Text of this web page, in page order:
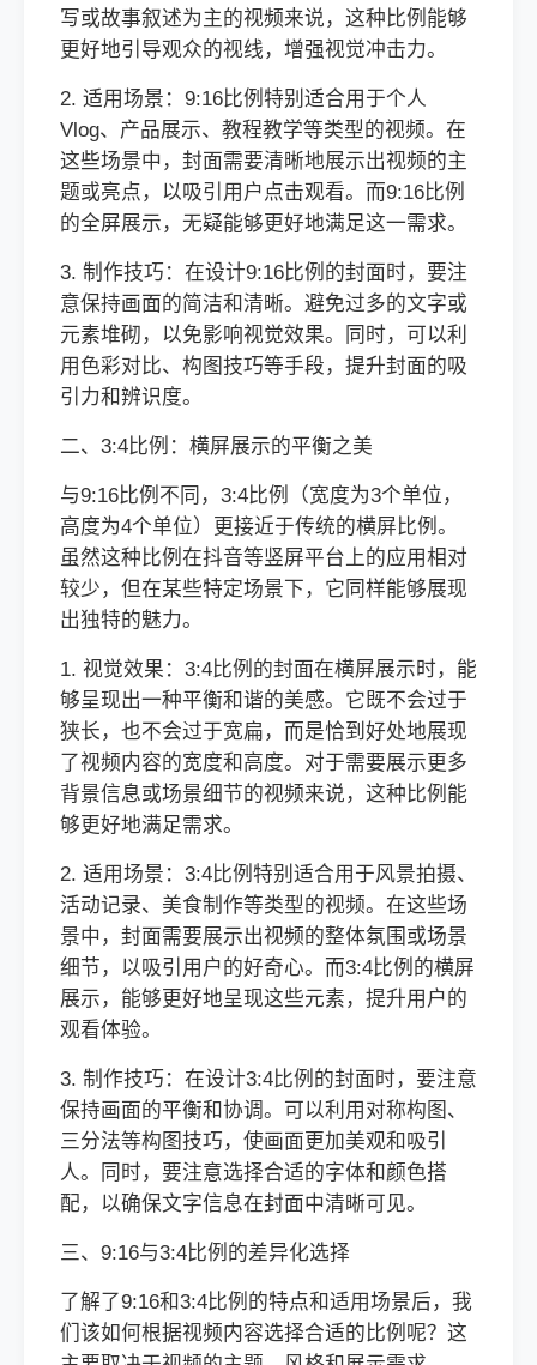
写或故事叙述为主的视频来说，这种比例能够
更好地引导观众的视线，增强视觉冲击力。
2. 适用场景：9:16比例特别适合用于个人
Vlog、产品展示、教程教学等类型的视频。在
这些场景中，封面需要清晰地展示出视频的主
题或亮点，以吸引用户点击观看。而9:16比例
的全屏展示，无疑能够更好地满足这一需求。
3. 制作技巧：在设计9:16比例的封面时，要注
意保持画面的简洁和清晰。避免过多的文字或
元素堆砌，以免影响视觉效果。同时，可以利
用色彩对比、构图技巧等手段，提升封面的吸
引力和辨识度。
二、3:4比例：横屏展示的平衡之美
与9:16比例不同，3:4比例（宽度为3个单位，
高度为4个单位）更接近于传统的横屏比例。
虽然这种比例在抖音等竖屏平台上的应用相对
较少，但在某些特定场景下，它同样能够展现
出独特的魅力。
1. 视觉效果：3:4比例的封面在横屏展示时，能
够呈现出一种平衡和谐的美感。它既不会过于
狭长，也不会过于宽扁，而是恰到好处地展现
了视频内容的宽度和高度。对于需要展示更多
背景信息或场景细节的视频来说，这种比例能
够更好地满足需求。
2. 适用场景：3:4比例特别适合用于风景拍摄、
活动记录、美食制作等类型的视频。在这些场
景中，封面需要展示出视频的整体氛围或场景
细节，以吸引用户的好奇心。而3:4比例的横屏
展示，能够更好地呈现这些元素，提升用户的
观看体验。
3. 制作技巧：在设计3:4比例的封面时，要注意
保持画面的平衡和协调。可以利用对称构图、
三分法等构图技巧，使画面更加美观和吸引
人。同时，要注意选择合适的字体和颜色搭
配，以确保文字信息在封面中清晰可见。
三、9:16与3:4比例的差异化选择
了解了9:16和3:4比例的特点和适用场景后，我
们该如何根据视频内容选择合适的比例呢？这